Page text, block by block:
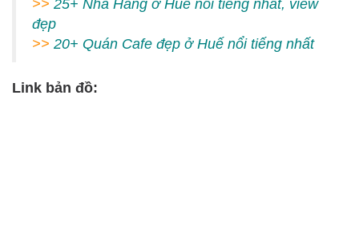
>> 25+ Nhà Hàng ở Huế nổi tiếng nhất, view
đẹp
>> 20+ Quán Cafe đẹp ở Huế nổi tiếng nhất
Link bản đồ: